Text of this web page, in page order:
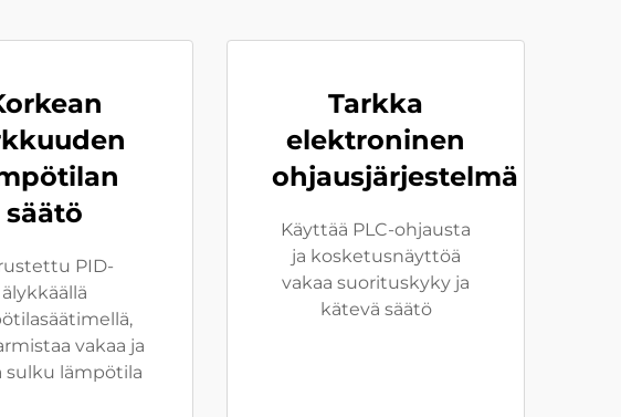
säätö
PID-
älykkäällä
vakaa ja
sulku lämpötila
Tarkka
elektroninen
ohjausjärjestelmä
Käyttää PLC-ohjausta
ja kosketusnäyttöä
vakaa suorituskyky ja
kätevä säätö